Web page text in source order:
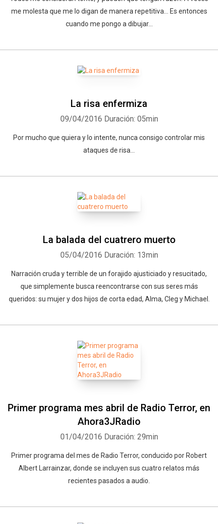
me molesta que me lo digan de manera repetitiva... Es entonces
cuando me pongo a dibujar...
La risa enfermiza
09/04/2016 Duración: 05min
Por mucho que quiera y lo intente, nunca consigo controlar mis
ataques de risa...
La balada del cuatrero muerto
05/04/2016 Duración: 13min
Narración cruda y terrible de un forajido ajusticiado y resucitado,
que simplemente busca reencontrarse con sus seres más
queridos: su mujer y dos hijos de corta edad, Alma, Cleg y Michael.
Primer programa mes abril de Radio Terror, en
Ahora3JRadio
01/04/2016 Duración: 29min
Primer programa del mes de Radio Terror, conducido por Robert
Albert Larrainzar, donde se incluyen sus cuatro relatos más
recientes pasados a audio.